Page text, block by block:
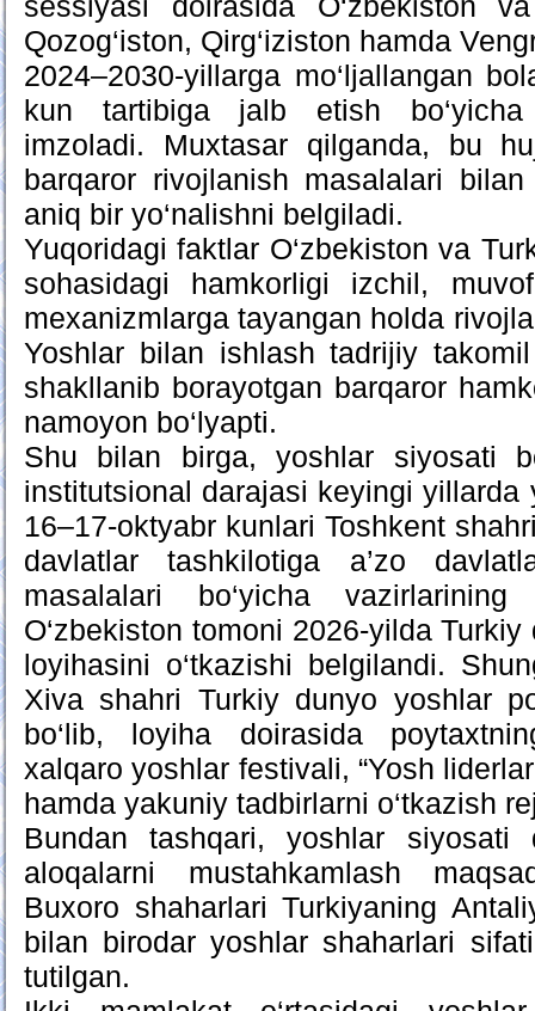
Qozog‘iston, Qirg‘iziston hamda
2024–2030-yillarga mo‘ljallangan
kun tartibiga jalb etish bo‘yicha
imzoladi. Muxtasar qilganda, bu
barqaror rivojlanish masalalari bilan
aniq bir yo‘nalishni belgiladi.
Yuqoridagi faktlar O‘zbekiston va
sohasidagi hamkorligi izchil,
mexanizmlarga tayangan holda
Yoshlar bilan ishlash tadrijiy
shakllanib borayotgan barqaror
namoyon bo‘lyapti.
Shu bilan birga, yoshlar siyosati
institutsional darajasi keyingi yillarda
16–17-oktyabr kunlari Toshkent
davlatlar tashkilotiga a’zo
masalalari bo‘yicha vazirlarining
O‘zbekiston tomoni 2026-yilda
loyihasini o‘tkazishi belgilandi.
Xiva shahri Turkiy dunyo yoshlar
bo‘lib, loyiha doirasida
xalqaro yoshlar festivali, “Yosh
hamda yakuniy tadbirlarni o‘tkazish
Bundan tashqari, yoshlar siyosati
aloqalarni mustahkamlash
Buxoro shaharlari Turkiyaning
bilan birodar yoshlar shaharlari
tutilgan.